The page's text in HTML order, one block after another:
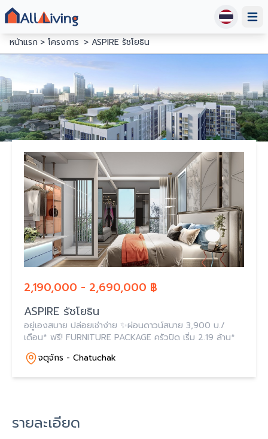
หน้าแรก
โครงการ ASPIRE รัชโยธิน
2,190,000 - 2,690,000 ฿
ASPIRE รัชโยธิน
อยู่เองสบาย ปล่อยเช่าง่าย ✨ผ่อนดาวน์สบาย 3,900 บ./
เดือน* ฟรี! FURNITURE PACKAGE ครัวปิด เริ่ม 2.19 ล้าน*
จตุจักร - Chatuchak
รายละเอียด